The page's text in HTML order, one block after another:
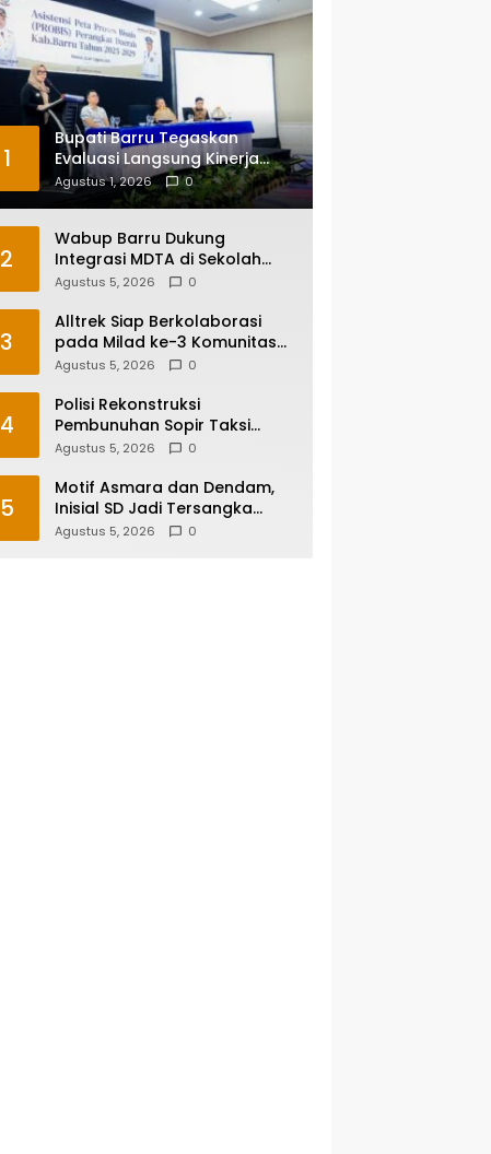
1
Bupati Barru Tegaskan
Evaluasi Langsung Kinerja
Kepala OPD, Reformasi
Birokrasi Jadi Prioritas
Agustus 1, 2026 0
2
Wabup Barru Dukung
Integrasi MDTA di Sekolah
Umum, Siapkan Regulasi
Agustus 5, 2026 0
3
Alltrek Siap Berkolaborasi
pada Milad ke-3 Komunitas
Camping IKA Smandel
Agustus 5, 2026 0
4
Polisi Rekonstruksi
Pembunuhan Sopir Taksi
Online di Maros, Tersangka
Agustus 5, 2026 0
5
Motif Asmara dan Dendam,
Inisial SD Jadi Tersangka
Pembunuhan Sopir Taksi
Agustus 5, 2026 0